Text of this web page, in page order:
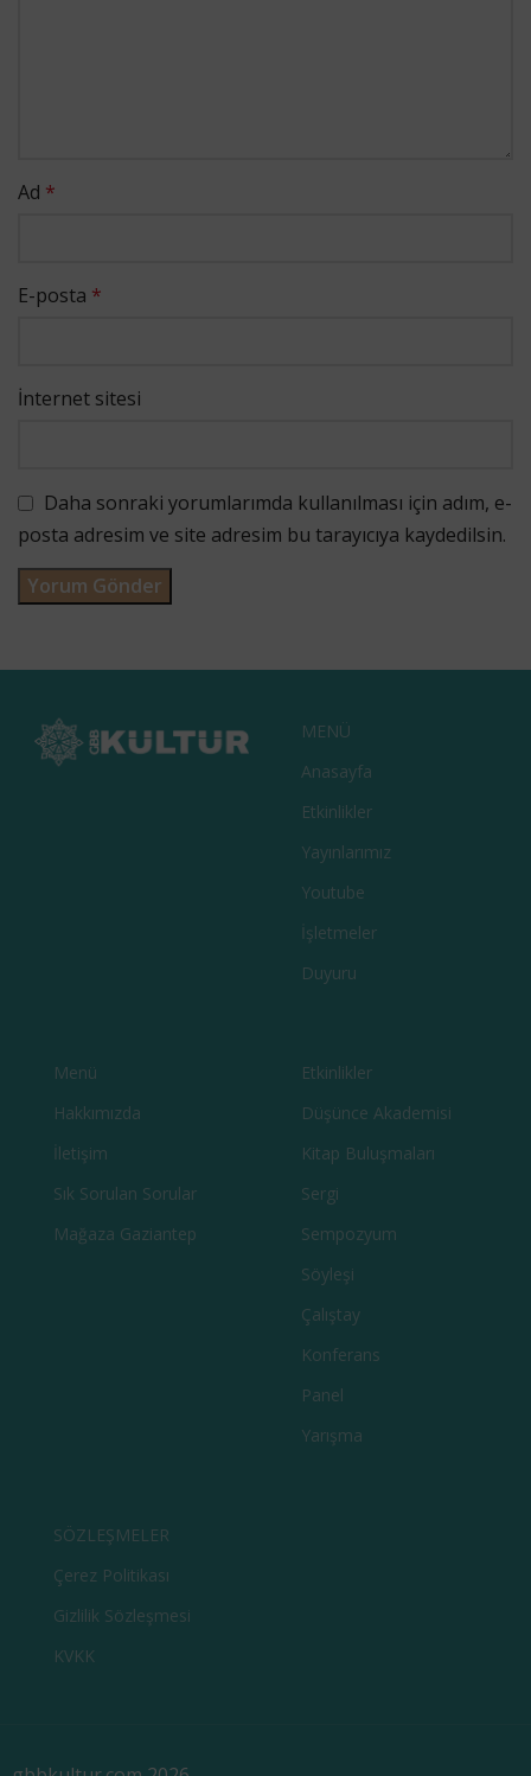
Ad *
E-posta *
İnternet sitesi
Daha sonraki yorumlarımda kullanılması için adım, e-
posta adresim ve site adresim bu tarayıcıya kaydedilsin.
MENÜ
Anasayfa
Etkinlikler
Yayınlarımız
Youtube
İşletmeler
Duyuru
Menü
Hakkımızda
İletişim
Sık Sorulan Sorular
Mağaza Gaziantep
Etkinlikler
Düşünce Akademisi
Kitap Buluşmaları
Sergi
Sempozyum
Söyleşi
Çalıştay
Konferans
Panel
Yarışma
SÖZLEŞMELER
Çerez Politikası
Gizlilik Sözleşmesi
KVKK